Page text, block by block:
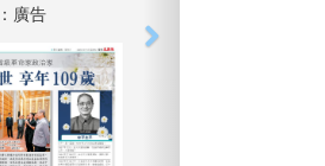
廣告